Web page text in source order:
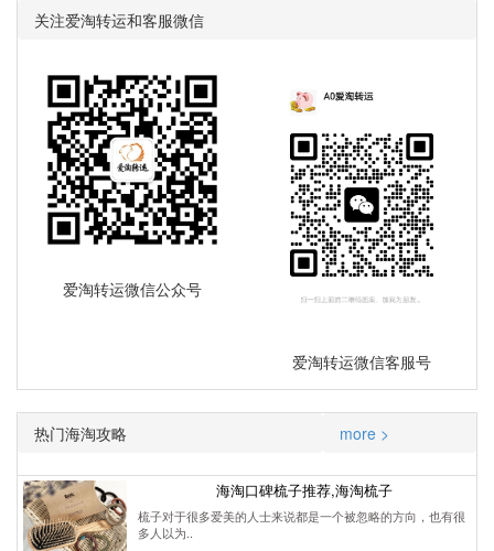
关注爱淘转运和客服微信
爱淘转运微信公众号
爱淘转运微信客服号
热门海淘攻略 more >
海淘口碑梳子推荐,海淘梳子
梳子对于很多爱美的人士来说都是一个被忽略的方向，也有很
多人以为..